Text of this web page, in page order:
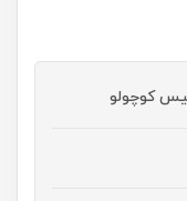
کوچولو